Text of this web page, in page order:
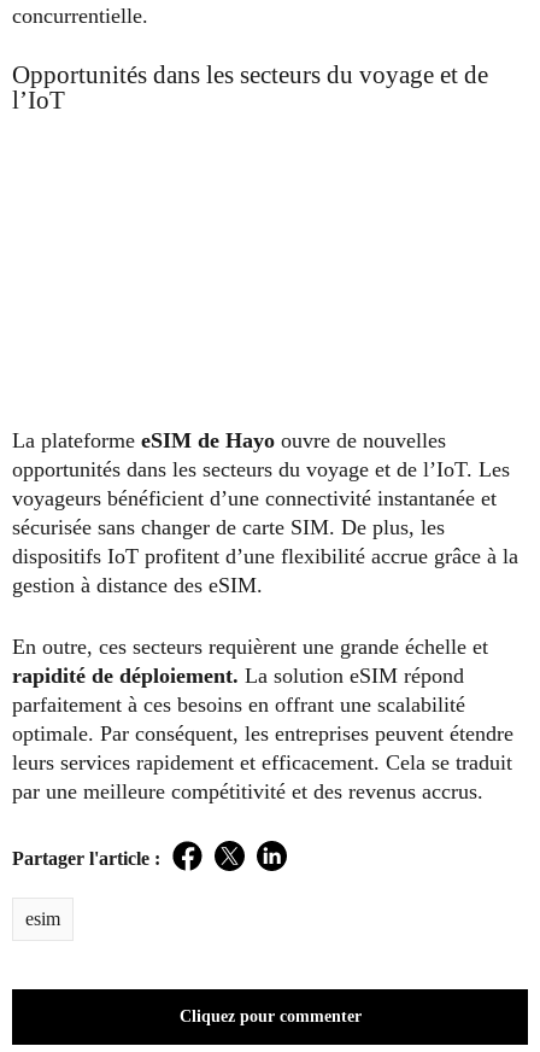
concurrentielle.
Opportunités dans les secteurs du voyage et de
l’IoT
La plateforme eSIM de Hayo ouvre de nouvelles
opportunités dans les secteurs du voyage et de l’IoT. Les
voyageurs bénéficient d’une connectivité instantanée et
sécurisée sans changer de carte SIM. De plus, les
dispositifs IoT profitent d’une flexibilité accrue grâce à la
gestion à distance des eSIM.
En outre, ces secteurs requièrent une grande échelle et
rapidité de déploiement. La solution eSIM répond
parfaitement à ces besoins en offrant une scalabilité
optimale. Par conséquent, les entreprises peuvent étendre
leurs services rapidement et efficacement. Cela se traduit
par une meilleure compétitivité et des revenus accrus.
Partager l'article : Facebook
TwitterLinkedIn
esim
Cliquez pour commenter